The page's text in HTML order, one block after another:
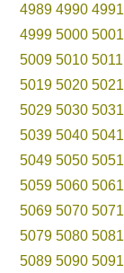
4989 4990 4991
4999 5000 5001
5009 5010 5011
5019 5020 5021
5029 5030 5031
5039 5040 5041
5049 5050 5051
5059 5060 5061
5069 5070 5071
5079 5080 5081
5089 5090 5091